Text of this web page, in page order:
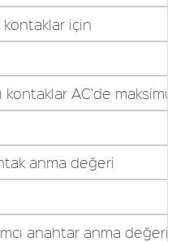
kontaklar için
kontaklar AC'de
anma değeri
anahtar anma değeri